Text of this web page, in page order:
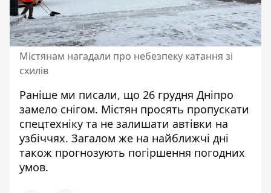
Містянам нагадали про небезпеку катання зі
схилів
Раніше ми писали, що 26 грудня Дніпро
замело снігом. Містян просять пропускати
спецтехніку та не залишати автівки на
узбіччях. Загалом же на найближчі дні
також прогнозують погіршення погодних
умов.